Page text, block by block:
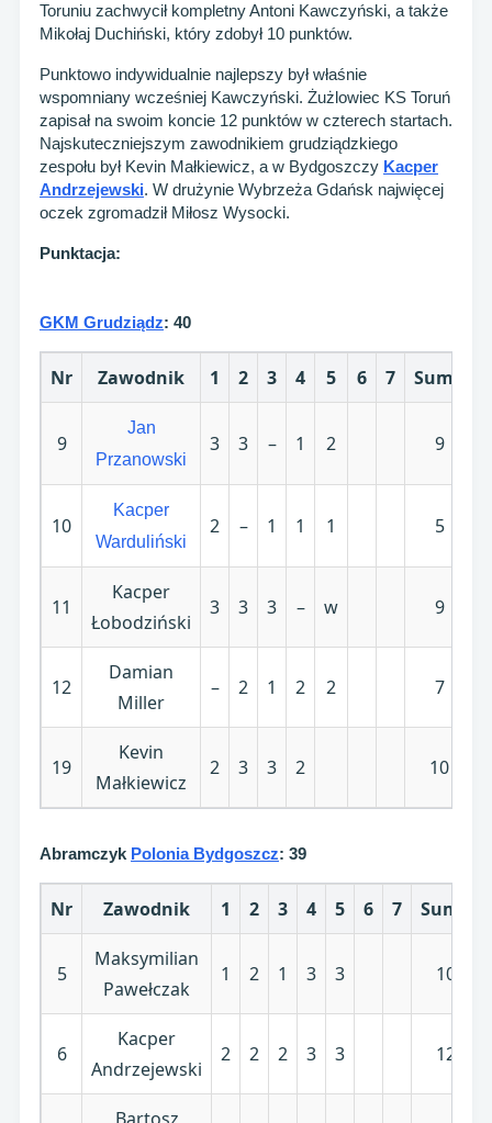
Toruniu zachwycił kompletny Antoni Kawczyński, a także
Mikołaj Duchiński, który zdobył 10 punktów.
Punktowo indywidualnie najlepszy był właśnie
wspomniany wcześniej Kawczyński. Żużlowiec KS Toruń
zapisał na swoim koncie 12 punktów w czterech startach.
Najskuteczniejszym zawodnikiem grudziądzkiego
zespołu był Kevin Małkiewicz, a w Bydgoszczy Kacper
Andrzejewski. W drużynie Wybrzeża Gdańsk najwięcej
oczek zgromadził Miłosz Wysocki.
Punktacja:
GKM Grudziądz: 40
Nr Zawodnik 1 2 3 4 5 6 7 Suma
9
Jan
Przanowski
3 3 – 1 2 9
10
Kacper
Warduliński
2 – 1 1 1 5
11
Kacper
Łobodziński
3 3 3 – w 9
12
Damian
Miller
– 2 1 2 2 7
19
Kevin
Małkiewicz
2 3 3 2 10
Abramczyk Polonia Bydgoszcz: 39
Nr Zawodnik 1 2 3 4 5 6 7 Suma
5
Maksymilian
Pawełczak
1 2 1 3 3 10
6
Kacper
Andrzejewski
2 2 2 3 3 12